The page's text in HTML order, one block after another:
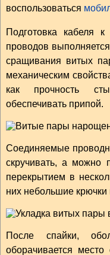
воспользоваться
Подготовка кабеля
проводов
сращивания витых
механическим
как прочность
обеспечивать припой.
Соединяемые
скручивать, а можно
перекрытием в
них небольшие крючки
После спайки,
оборачивается